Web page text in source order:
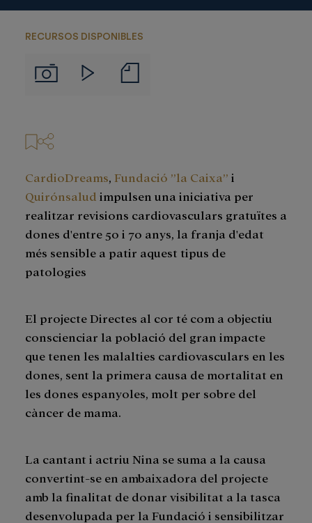
RECURSOS DISPONIBLES
ImágenesVideos
de
CardioDreams, Fundació ”la Caixa” i
Quirónsalud impulsen una iniciativa per
realitzar revisions cardiovasculars gratuïtes a
dones d'entre 50 i 70 anys, la franja d'edat
més sensible a patir aquest tipus de
patologies
El projecte Directes al cor té com a objectiu
conscienciar la població del gran impacte
que tenen les malalties cardiovasculars en les
dones, sent la primera causa de mortalitat en
les dones espanyoles, molt per sobre del
càncer de mama.
La cantant i actriu Nina se suma a la causa
convertint-se en ambaixadora del projecte
amb la finalitat de donar visibilitat a la tasca
desenvolupada per la Fundació i sensibilitzar